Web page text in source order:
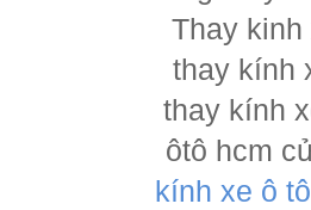
Thay
thay kính
thay kính
ôtô hcm
kính xe ô